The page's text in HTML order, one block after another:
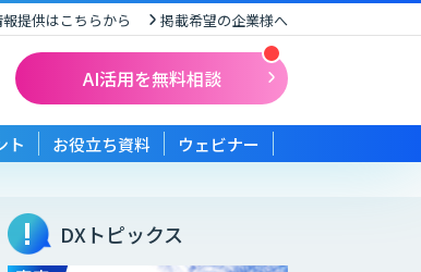
提供はこちらから 掲載希望の企業様へ
AI活用を無料相談
ト お役立ち資料 ウェビナー
DXトピックス